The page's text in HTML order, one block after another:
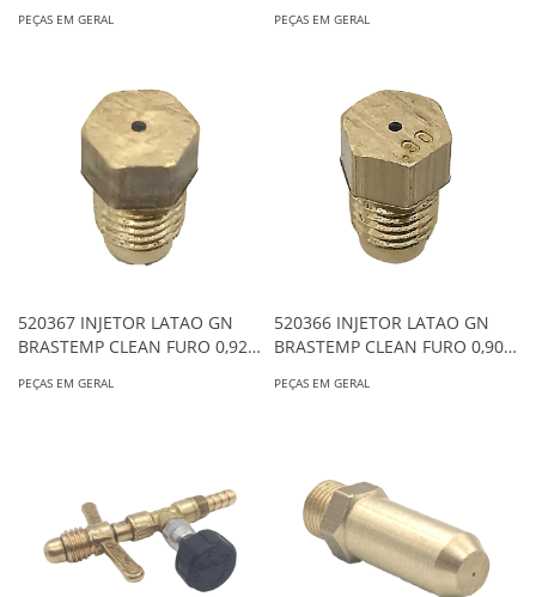
PEÇAS EM GERAL PEÇAS EM GERAL
520367 INJETOR LATAO GN
BRASTEMP CLEAN FURO 0,92
PEÇAS EM GERAL
520366 INJETOR LATAO GN
BRASTEMP CLEAN FURO 0,90
PEÇAS EM GERAL